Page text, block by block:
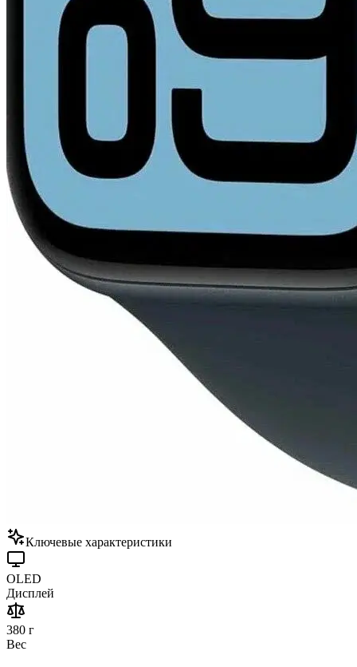
Ключевые характеристики
OLED
Дисплей
380 г
Вес